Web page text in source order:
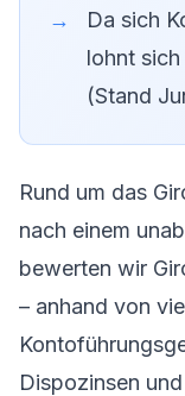
Da sich
lohnt
(Stand
Rund um das
nach einem
bewerten wir
– anhand von
Dispozinsen